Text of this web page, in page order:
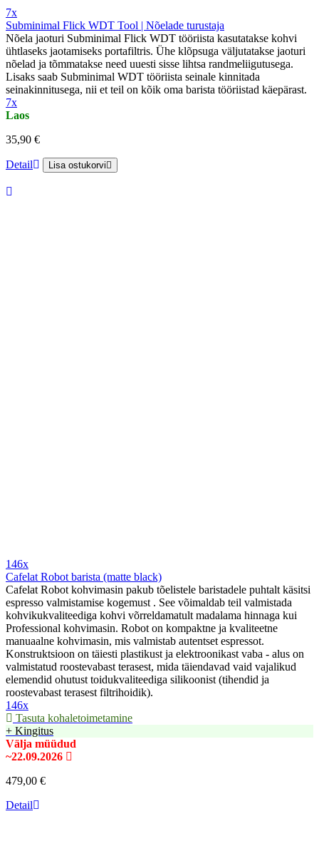
7x
Subminimal Flick WDT Tool | Nõelade turustaja
Nõela jaoturi Subminimal Flick WDT tööriista kasutatakse kohvi
ühtlaseks jaotamiseks portafiltris. Ühe klõpsuga väljutatakse jaoturi
nõelad ja tõmmatakse need uuesti sisse lihtsa randmeliigutusega.
Lisaks saab Subminimal WDT tööriista seinale kinnitada
seinakinnitusega, nii et teil on kõik oma barista tööriistad käepärast.
7x
Laos
35,90 €
Detail Lisa ostukorvi
146x
Cafelat Robot barista (matte black)
Cafelat Robot kohvimasin pakub tõelistele baristadele puhtalt käsitsi
espresso valmistamise kogemust . See võimaldab teil valmistada
kohvikukvaliteediga kohvi võrreldamatult madalama hinnaga kui
Professional kohvimasin. Robot on kompaktne ja kvaliteetne
manuaalne kohvimasin, mis valmistab autentset espressot.
Konstruktsioon on täiesti plastikust ja elektroonikast vaba - alus on
valmistatud roostevabast terasest, mida täiendavad vaid vajalikud
elemendid ohutust toidukvaliteediga silikoonist (tihendid ja
roostevabast terasest filtrihoidik).
146x
Tasuta kohaletoimetamine
+ Kingitus
Välja müüdud
~22.09.2026
479,00 €
Detail